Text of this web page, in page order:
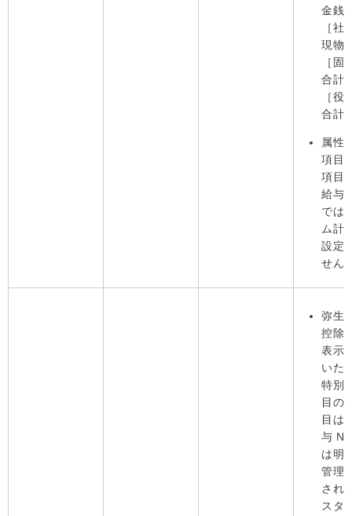
金銭
［社
現物
［固
合計
［役
合計
属性
項目
項目
給与
では
ム計
設定
せん
弥生
控除
表示
いた
特別
目の
目は
与
は明
管理
され
スタ